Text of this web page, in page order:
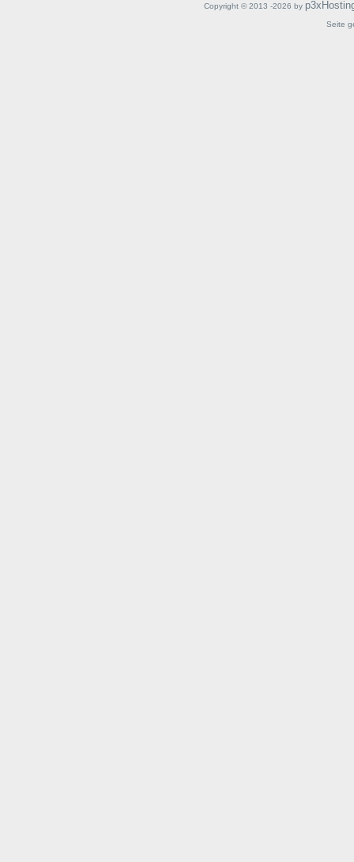
Copyright © 2013 -2026 by
Seite